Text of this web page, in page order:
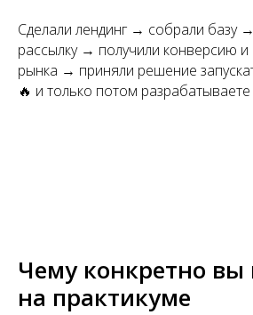
Сделали лендинг → собрали базу
рассылку → получили конверсию
рынка → приняли решение
🔥 и только потом разрабатываете
Чему конкретно вы
на практикуме